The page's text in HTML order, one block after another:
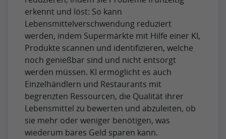
erkennt und löst: So kann
Lebensmittelverschwendung reduziert
werden, indem Supermärkte mit Hilfe einer KI,
Produkte scannen und identifizieren, welche
noch genießbar sind und nicht entsorgt
werden müssen. KI ermöglicht es auch
Einzelhändlern und Restaurants mit
begrenzten Ressourcen, die Qualität ihrer
Lebensmittel zu bewerten und abzuleiten, ob
sie mehr oder weniger benötigen, was
wiederum bares Geld sparen kann.